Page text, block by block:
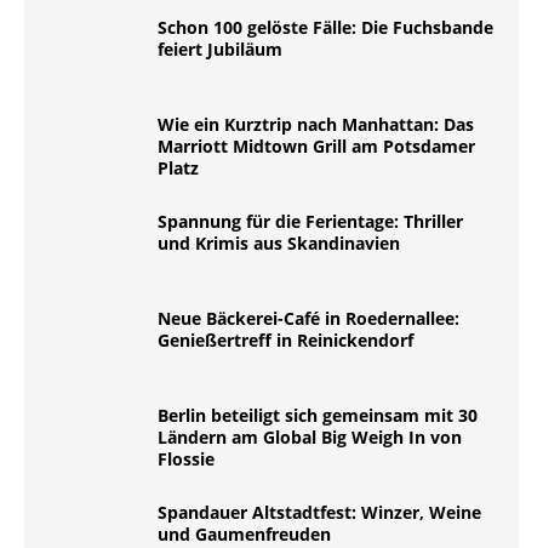
Schon 100 gelöste Fälle: Die Fuchsbande
feiert Jubiläum
Wie ein Kurztrip nach Manhattan: Das
Marriott Midtown Grill am Potsdamer
Platz
Spannung für die Ferientage: Thriller
und Krimis aus Skandinavien
Neue Bäckerei-Café in Roedernallee:
Genießertreff in Reinickendorf
Berlin beteiligt sich gemeinsam mit 30
Ländern am Global Big Weigh In von
Flossie
Spandauer Altstadtfest: Winzer, Weine
und Gaumenfreuden